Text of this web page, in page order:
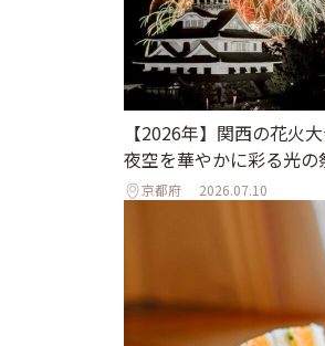
【2026年】関西の花火
夜空を華やかに彩る光の
京都府 2026.07.10